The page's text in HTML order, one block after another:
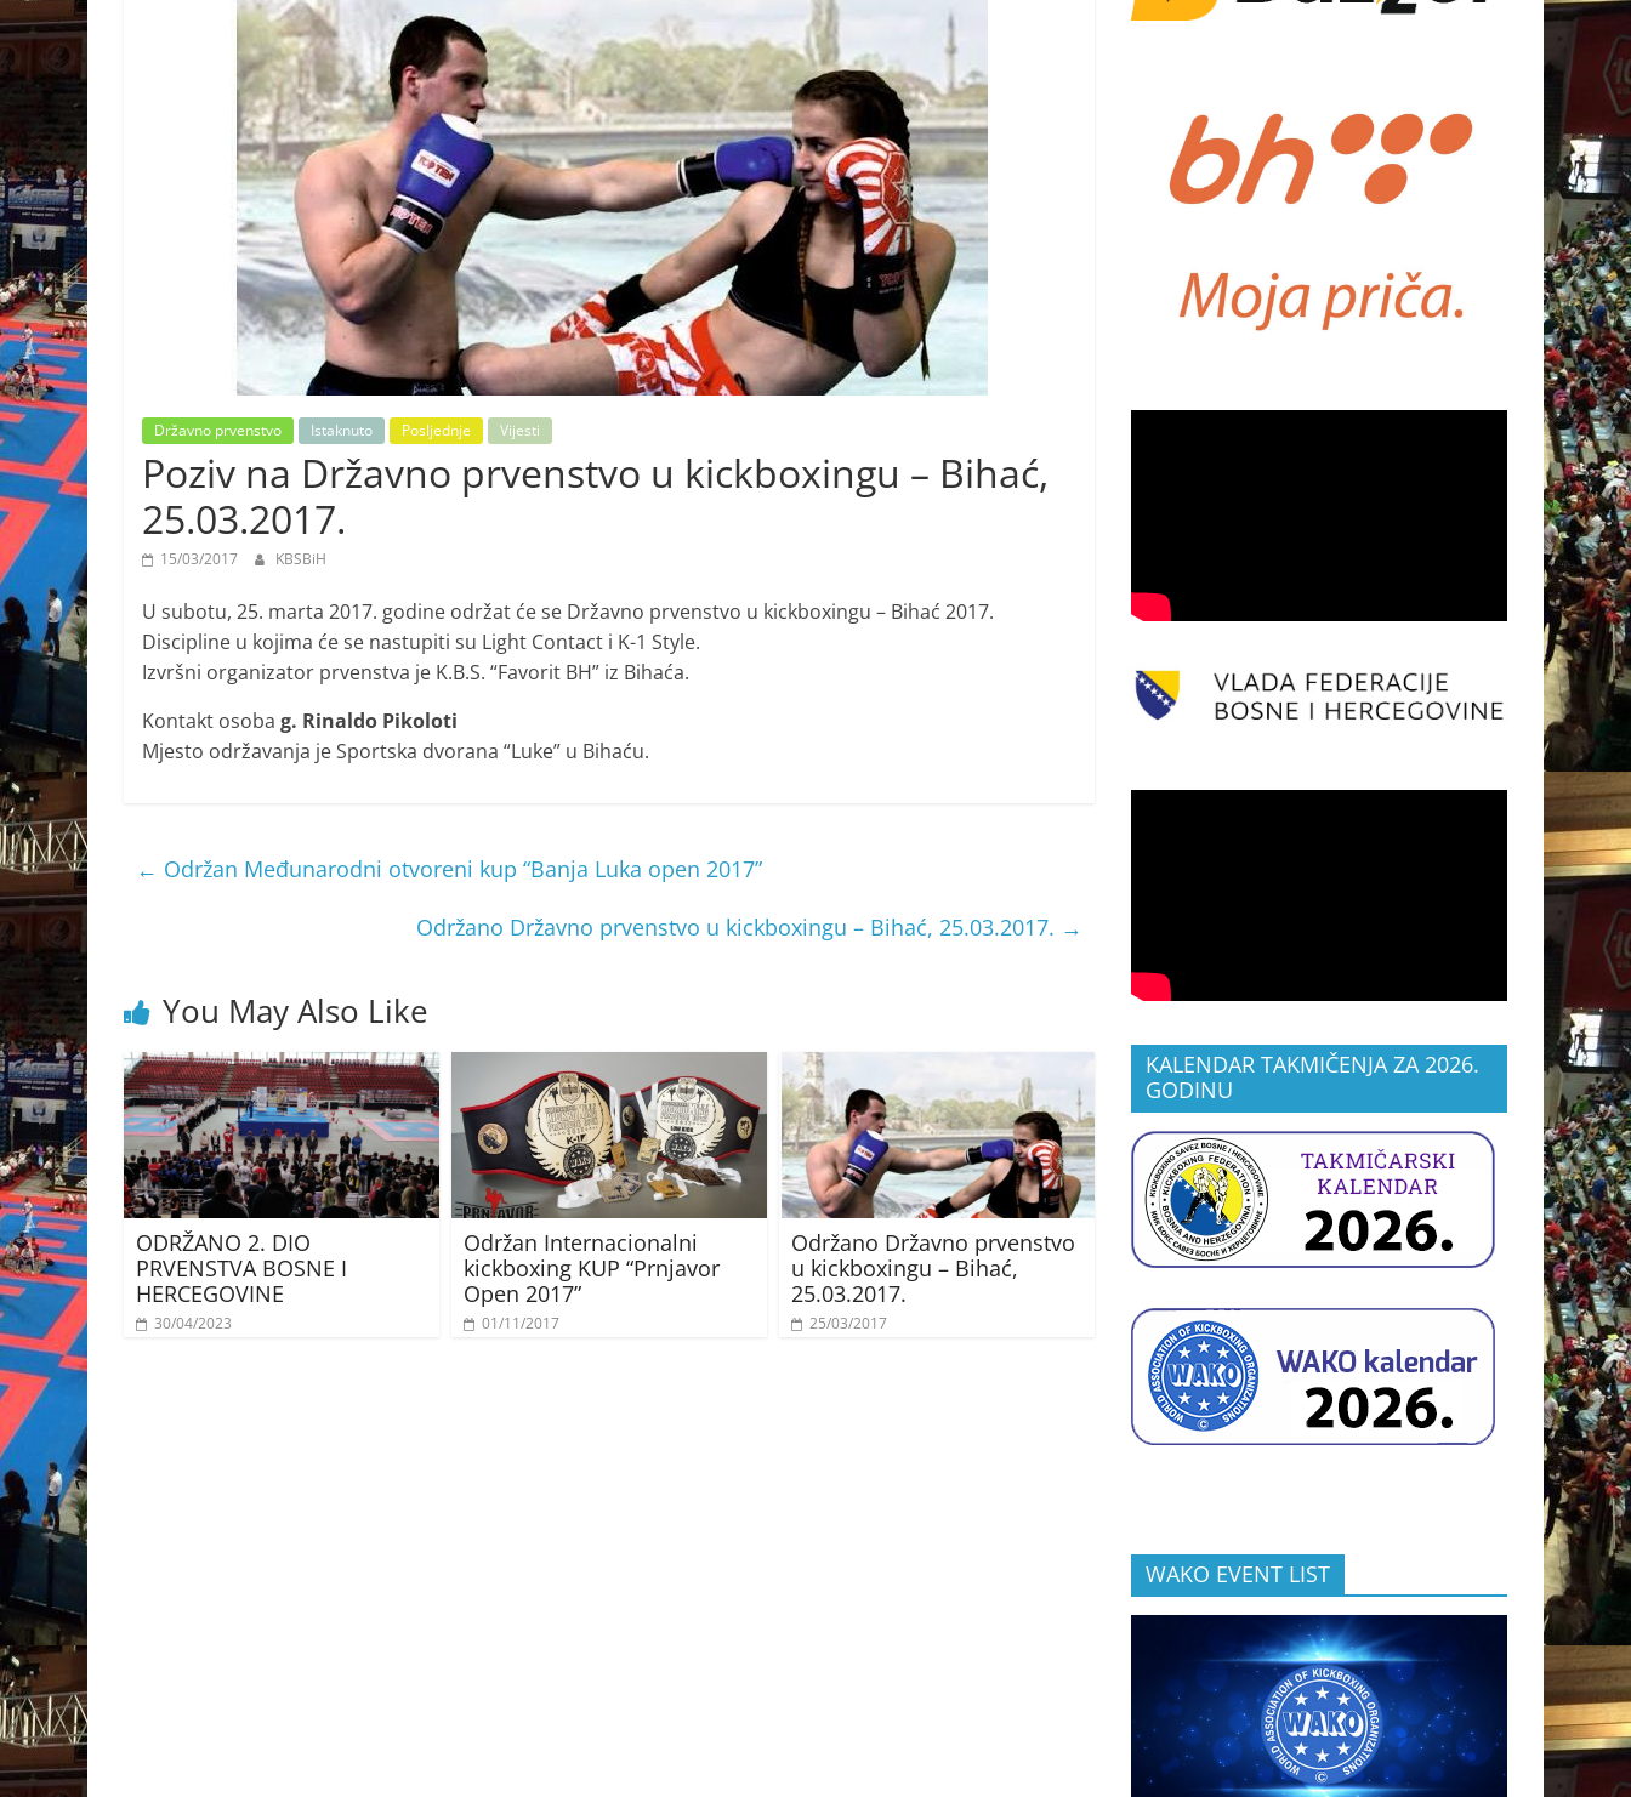
Državno prvenstvo Istaknuto Posljednje Vijesti
Poziv na Državno prvenstvo u kickboxingu – Bihać,
25.03.2017.
15/03/2017 KBSBiH
U subotu, 25. marta 2017. godine održat će se Državno prvenstvo u kickboxingu – Bihać 2017.
Discipline u kojima će se nastupiti su Light Contact i K-1 Style.
Izvršni organizator prvenstva je K.B.S. “Favorit BH” iz Bihaća.
Kontakt osoba g. Rinaldo Pikoloti
Mjesto održavanja je Sportska dvorana “Luke” u Bihaću.
← Održan Međunarodni otvoreni kup “Banja Luka open 2017”
Održano Državno prvenstvo u kickboxingu – Bihać, 25.03.2017. →
You May Also Like
ODRŽANO 2. DIO
PRVENSTVA BOSNE I
HERCEGOVINE
30/04/2023
Održan Internacionalni
kickboxing KUP “Prnjavor
Open 2017”
01/11/2017
Održano Državno prvenstvo
u kickboxingu – Bihać,
25.03.2017.
25/03/2017
KALENDAR TAKMIČENJA ZA 2026.
GODINU
WAKO EVENT LIST